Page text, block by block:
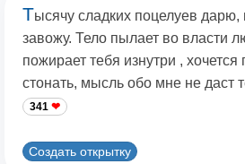
Тысячу сладких поцелуев
завожу. Тело пылает во власти
пожирает тебя изнутри , хочется
стонать, мысль обо мне не даст
341
Создать открытку